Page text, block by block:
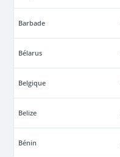
Barbade
Bélarus
Belgique
Belize
Bénin